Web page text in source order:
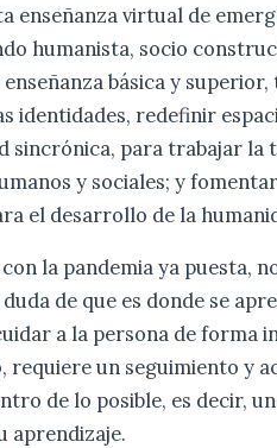
enseñanza virtual de
humanista, socio
enseñanza básica y
identidades, redefinir
sincrónica, para trabajar
y sociales; y
el desarrollo de la
la pandemia ya puesta,
de que es donde se
a la persona de forma
requiere un seguimiento y
de lo posible, es decir,
aprendizaje.